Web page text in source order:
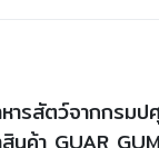
รสัตว์จากกรมป